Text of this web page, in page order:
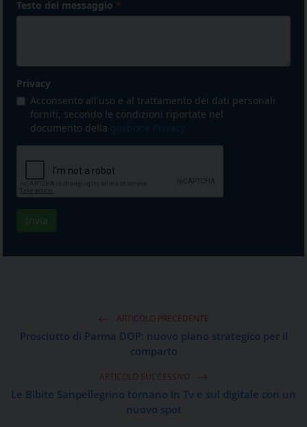
ARTICOLO PRECEDENTE
Prosciutto di Parma DOP: nuovo piano strategico per il
comparto
ARTICOLO SUCCESSIVO
Le Bibite Sanpellegrino tornano in Tv e sul digitale con un
nuovo spot